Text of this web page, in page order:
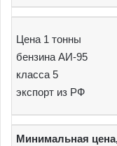
Цена 1 тонны
бензина АИ-95
класса 5
экспорт из РФ
Минимальная